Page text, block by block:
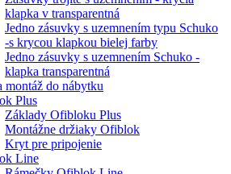
klapka v transparentná
Jedno zásuvky s uzemnením typu Schuko
-s krycou klapkou bielej farby
Jedno zásuvky s uzemnením Schuko -
klapka transparentná
montáž do nábytku
Plus
Základy Ofibloku Plus
Montážne držiaky Ofiblok
Kryt pre pripojenie
Line